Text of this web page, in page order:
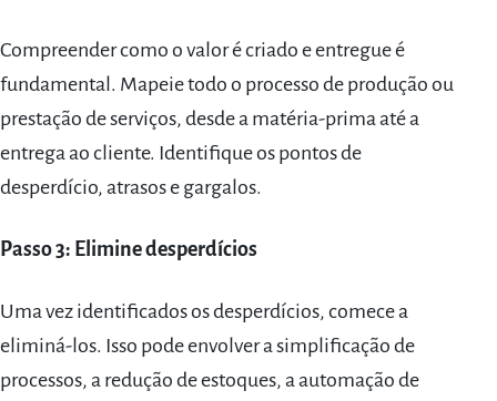
Compreender como o valor é criado e entregue é
fundamental. Mapeie todo o processo de produção ou
prestação de serviços, desde a matéria-prima até a
entrega ao cliente. Identifique os pontos de
desperdício, atrasos e gargalos.
Passo 3: Elimine desperdícios
Uma vez identificados os desperdícios, comece a
eliminá-los. Isso pode envolver a simplificação de
processos, a redução de estoques, a automação de